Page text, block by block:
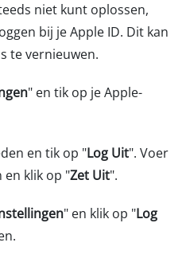
niet kunt oplossen,
bij je Apple ID. Dit kan
te vernieuwen.
" en tik op je Apple-
en tik op "Log Uit". Voer
en klik op "Zet Uit".
" en klik op "Log